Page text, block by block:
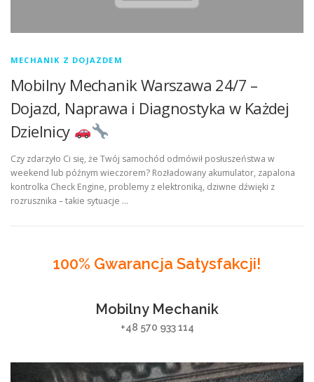
MECHANIK Z DOJAZDEM
Mobilny Mechanik Warszawa 24/7 –
Dojazd, Naprawa i Diagnostyka w Każdej
Dzielnicy
Czy zdarzyło Ci się, że Twój samochód odmówił posłuszeństwa w
weekend lub późnym wieczorem? Rozładowany akumulator, zapalona
kontrolka Check Engine, problemy z elektroniką, dziwne dźwięki z
rozrusznika – takie sytuacje …
100% Gwarancja Satysfakcji!
Mobilny Mechanik
+48 570 933 114